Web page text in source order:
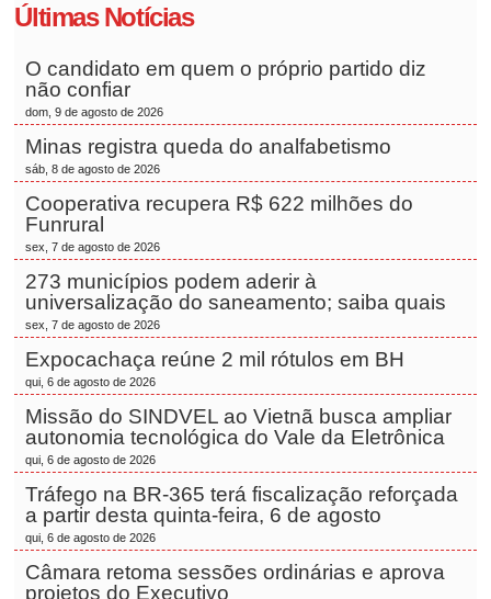
Últimas Notícias
O candidato em quem o próprio partido diz
não confiar
dom, 9 de agosto de 2026
Minas registra queda do analfabetismo
sáb, 8 de agosto de 2026
Cooperativa recupera R$ 622 milhões do
Funrural
sex, 7 de agosto de 2026
273 municípios podem aderir à
universalização do saneamento; saiba quais
sex, 7 de agosto de 2026
Expocachaça reúne 2 mil rótulos em BH
qui, 6 de agosto de 2026
Missão do SINDVEL ao Vietnã busca ampliar
autonomia tecnológica do Vale da Eletrônica
qui, 6 de agosto de 2026
Tráfego na BR-365 terá fiscalização reforçada
a partir desta quinta-feira, 6 de agosto
qui, 6 de agosto de 2026
Câmara retoma sessões ordinárias e aprova
projetos do Executivo